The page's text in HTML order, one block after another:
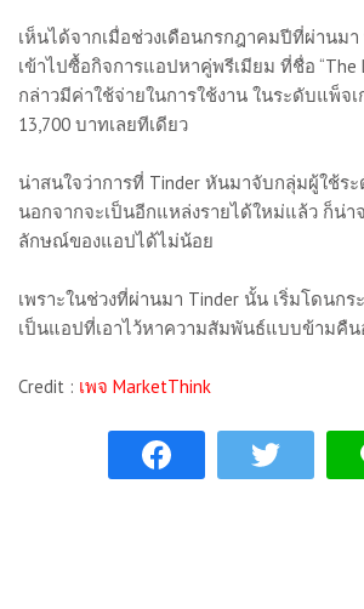
เห็นได้จากเมื่อช่วงเดือนกรกฎาคมปีที่ผ่านม
เข้าไปซื้อกิจการแอปหาคู่พรีเมียม ที่ชื่อ “The
กล่าวมีค่าใช้จ่ายในการใช้งาน ในระดับแพ็จ
13,700 บาทเลยทีเดียว
น่าสนใจว่าการที่ Tinder หันมาจับกลุ่มผู้ใช้
นอกจากจะเป็นอีกแหล่งรายได้ใหม่แล้ว ก็น่า
ลักษณ์ของแอปได้ไม่น้อย
เพราะในช่วงที่ผ่านมา Tinder นั้น เริ่มโดนก
เป็นแอปที่เอาไว้หาความสัมพันธ์แบบข้ามคืน
Credit : เพจ MarketThink